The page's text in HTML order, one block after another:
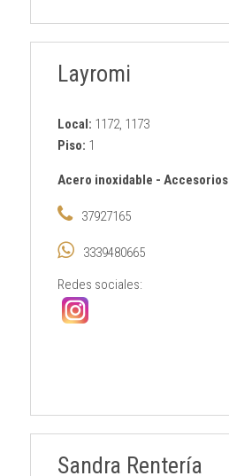
Layromi
Local: 1172, 1173
Piso: 1
Acero inoxidable - Accesorios
37927165
3339480665
Redes sociales:
Sandra Rentería